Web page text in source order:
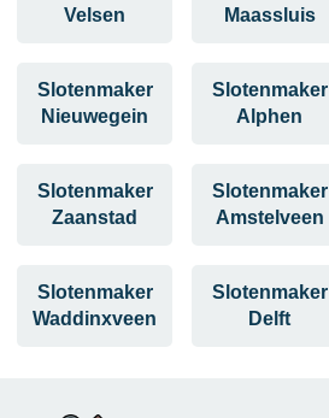
Velsen
Maassluis
Slotenmaker
Nieuwegein
Slotenmaker
Alphen
Slotenmaker
Zaanstad
Slotenmaker
Amstelveen
Slotenmaker
Waddinxveen
Slotenmaker
Delft